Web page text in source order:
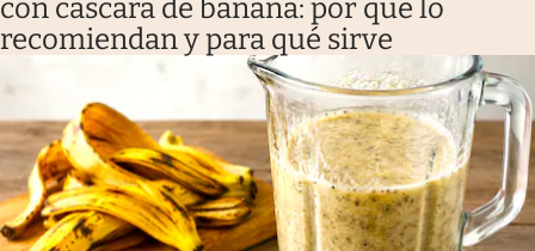
con cáscara de banana: por qué lo
recomiendan y para qué sirve